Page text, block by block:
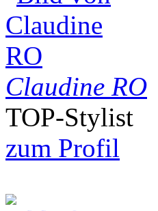
Claudine RO
TOP-Stylist
zum Profil